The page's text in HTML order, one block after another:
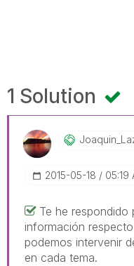
1 Solution
‎2015-05-18 05:19
Te he respondido
información
podemos intervenir
en cada tema.